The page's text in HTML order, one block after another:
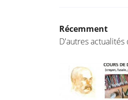
Récemment
D'autres